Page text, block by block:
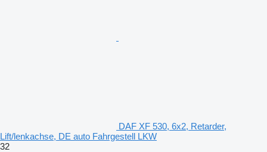
DAF XF 530, 6x2, Retarder,
Lift/lenkachse, DE auto Fahrgestell LKW
32